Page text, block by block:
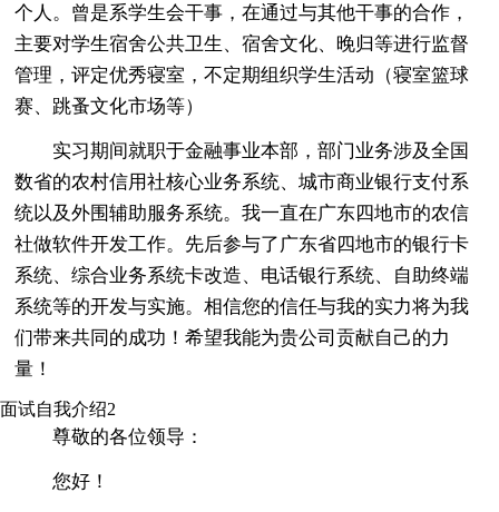
个人。曾是系学生会干事，在通过与其他干事的合作，
主要对学生宿舍公共卫生、宿舍文化、晚归等进行监督
管理，评定优秀寝室，不定期组织学生活动（寝室篮球
赛、跳蚤文化市场等）
实习期间就职于金融事业本部，部门业务涉及全国
数省的农村信用社核心业务系统、城市商业银行支付系
统以及外围辅助服务系统。我一直在广东四地市的农信
社做软件开发工作。先后参与了广东省四地市的银行卡
系统、综合业务系统卡改造、电话银行系统、自助终端
系统等的开发与实施。相信您的信任与我的实力将为我
们带来共同的成功！希望我能为贵公司贡献自己的力
量！
面试自我介绍2
尊敬的各位领导：
您好！